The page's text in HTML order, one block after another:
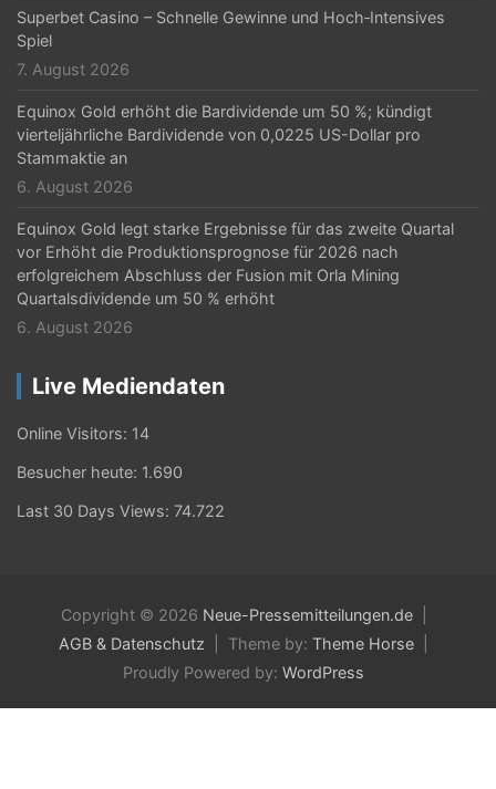
Superbet Casino – Schnelle Gewinne und Hoch‑Intensives
Spiel
7. August 2026
Equinox Gold erhöht die Bardividende um 50 %; kündigt
vierteljährliche Bardividende von 0,0225 US-Dollar pro
Stammaktie an
6. August 2026
Equinox Gold legt starke Ergebnisse für das zweite Quartal
vor Erhöht die Produktionsprognose für 2026 nach
erfolgreichem Abschluss der Fusion mit Orla Mining
Quartalsdividende um 50 % erhöht
6. August 2026
Live Mediendaten
Online Visitors: 14
Besucher heute: 1.690
Last 30 Days Views: 74.722
Copyright © 2026 Neue-Pressemitteilungen.de
AGB & Datenschutz
Theme by: Theme Horse
Proudly Powered by: WordPress